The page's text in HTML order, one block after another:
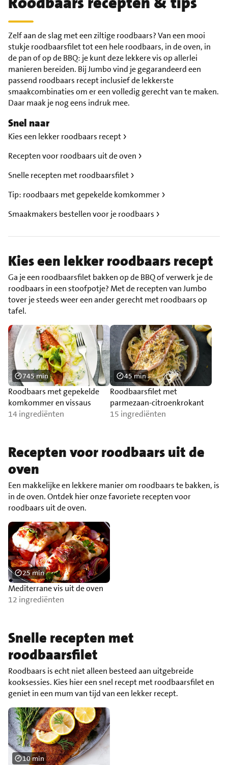
Zelf aan de slag met een ziltige roodbaars? Van een mooi
stukje roodbaarsfilet tot een hele roodbaars, in de oven, in
de pan of op de BBQ: je kunt deze lekkere vis op allerlei
manieren bereiden. Bij Jumbo vind je gegarandeerd een
passend roodbaars recept inclusief de lekkerste
smaakcombinaties om er een volledig gerecht van te maken.
Daar maak je nog eens indruk mee.
Snel naar
Kies een lekker roodbaars recept
Recepten voor roodbaars uit de oven
Snelle recepten met roodbaarsfilet
Tip: roodbaars met gepekelde komkommer
Smaakmakers bestellen voor je roodbaars
Kies een lekker roodbaars recept
Ga je een roodbaarsfilet bakken op de BBQ of verwerk je de
roodbaars in een stoofpotje? Met de recepten van Jumbo
tover je steeds weer een ander gerecht met roodbaars op
tafel.
Roodbaars met gepekelde
komkommer en vissaus
14 ingrediënten
745 min
Roodbaarsfilet met
parmezaan-citroenkrokant
15 ingrediënten
45 min
Recepten voor roodbaars uit de
oven
Een makkelijke en lekkere manier om roodbaars te bakken, is
in de oven. Ontdek hier onze favoriete recepten voor
roodbaars uit de oven.
Mediterrane vis uit de oven
12 ingrediënten
25 min
Snelle recepten met
roodbaarsfilet
Roodbaars is echt niet alleen besteed aan uitgebreide
kooksessies. Kies hier een snel recept met roodbaarsfilet en
geniet in een mum van tijd van een lekker recept.
10 min